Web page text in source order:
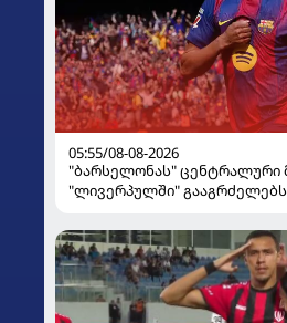
05:55/08-08-2026
"ბარსელონას" ცენტრალური
"ლივერპულში" გააგრძელებს